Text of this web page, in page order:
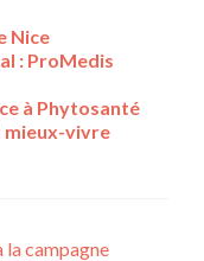
Nice
: ProMedis
à Phytosanté
mieux-vivre
la campagne